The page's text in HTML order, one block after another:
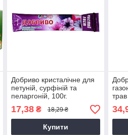
Добриво кристалічне для
петуній, сурфіній та
пеларгоній, 100г.
17,38₴ 18,29 ₴
Купити